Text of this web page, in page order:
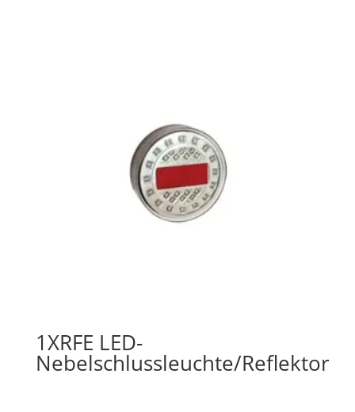
1XRFE LED-
Nebelschlussleuchte/Reflektor